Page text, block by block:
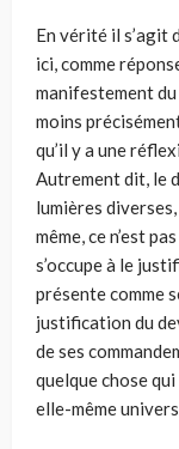
En vérité il s’agit
ici, comme
manifestement du
moins
qu’il y a une
Autrement dit, le
lumières
même, ce n’est
s’occupe à le
présente comme
justifica­tion du
de ses
quelque chose
elle-même